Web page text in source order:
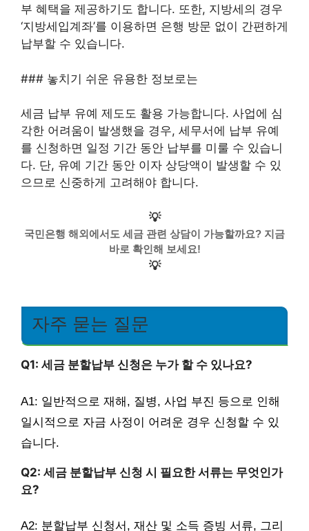
부 혜택을 제공하기도 합니다. 또한, 지방세의 경우
‘지방세입계좌’를 이용하면 은행 방문 없이 간편하게
납부할 수 있습니다.
### 놓치기 쉬운 유용한 정보로는
세금 납부 유예 제도도 활용 가능합니다. 사업에 심
각한 어려움이 발생했을 경우, 세무서에 납부 유예
를 신청하면 일정 기간 동안 납부를 미룰 수 있습니
다. 단, 유예 기간 동안 이자 상당액이 발생할 수 있
으므로 신중하게 고려해야 합니다.
💡
국민은행 해외에서도 세금 관련 상담이 가능할까요? 지금
바로 확인해 보세요!
💡
자주 묻는 질문
Q1: 세금 분할납부 신청은 누가 할 수 있나요?
A1: 일반적으로 재해, 질병, 사업 부진 등으로 인해
일시적으로 자금 사정이 어려운 경우 신청할 수 있
습니다.
Q2: 세금 분할납부 신청 시 필요한 서류는 무엇인가
요?
A2: 분할납부 신청서, 재산 및 소득 증빙 서류, 그리